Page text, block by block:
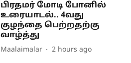
பிரதமர் மோடி போனில்
உரையாடல்.. 4வது
குழந்தை பெற்றதற்கு
வாழ்த்து
Maalaimalar 2 hours ago